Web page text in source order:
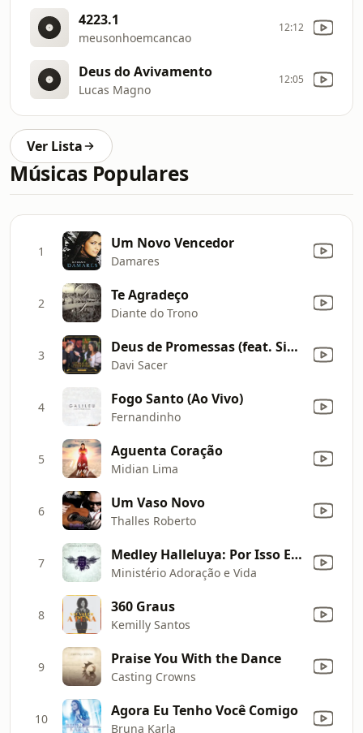
4223.1
meusonhoemcancao
12:12
Deus do Avivamento
Lucas Magno
12:05
Ver Lista
Músicas Populares
1 Um Novo Vencedor
Damares
2 Te Agradeço
Diante do Trono
3 Deus de Promessas (feat. Simone Mendes) [Ao Vivo]
Davi Sacer
4 Fogo Santo (Ao Vivo)
Fernandinho
5 Aguenta Coração
Midian Lima
6 Um Vaso Novo
Thalles Roberto
7 Medley Halleluya: Por Isso Eu Te Louvo / Bom e Agradavel / Deus É Bom e Fiel (Ao Vivo)
Ministério Adoração e Vida
8 360 Graus
Kemilly Santos
9 Praise You With the Dance
Casting Crowns
10 Agora Eu Tenho Você Comigo
Bruna Karla